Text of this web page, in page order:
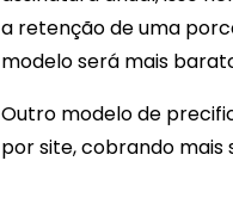
a retenção de uma
modelo será mais
Outro modelo de
por site, cobrando mais